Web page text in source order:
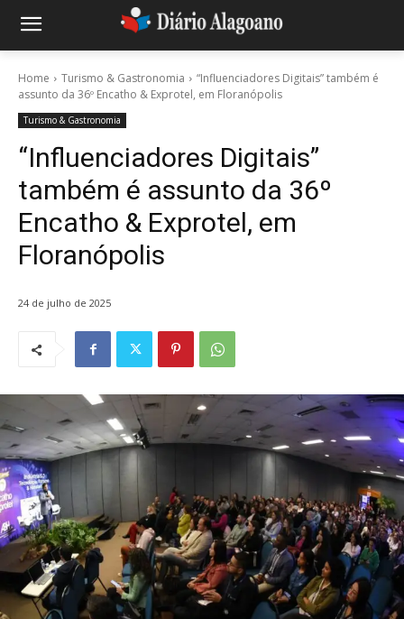
Home Turismo & Gastronomia
“Influenciadores Digitais” também é
assunto da 36º Encatho & Exprotel, em Floranópolis
Turismo & Gastronomia
“Influenciadores Digitais”
também é assunto da 36º
Encatho & Exprotel, em
Floranópolis
24 de julho de 2025